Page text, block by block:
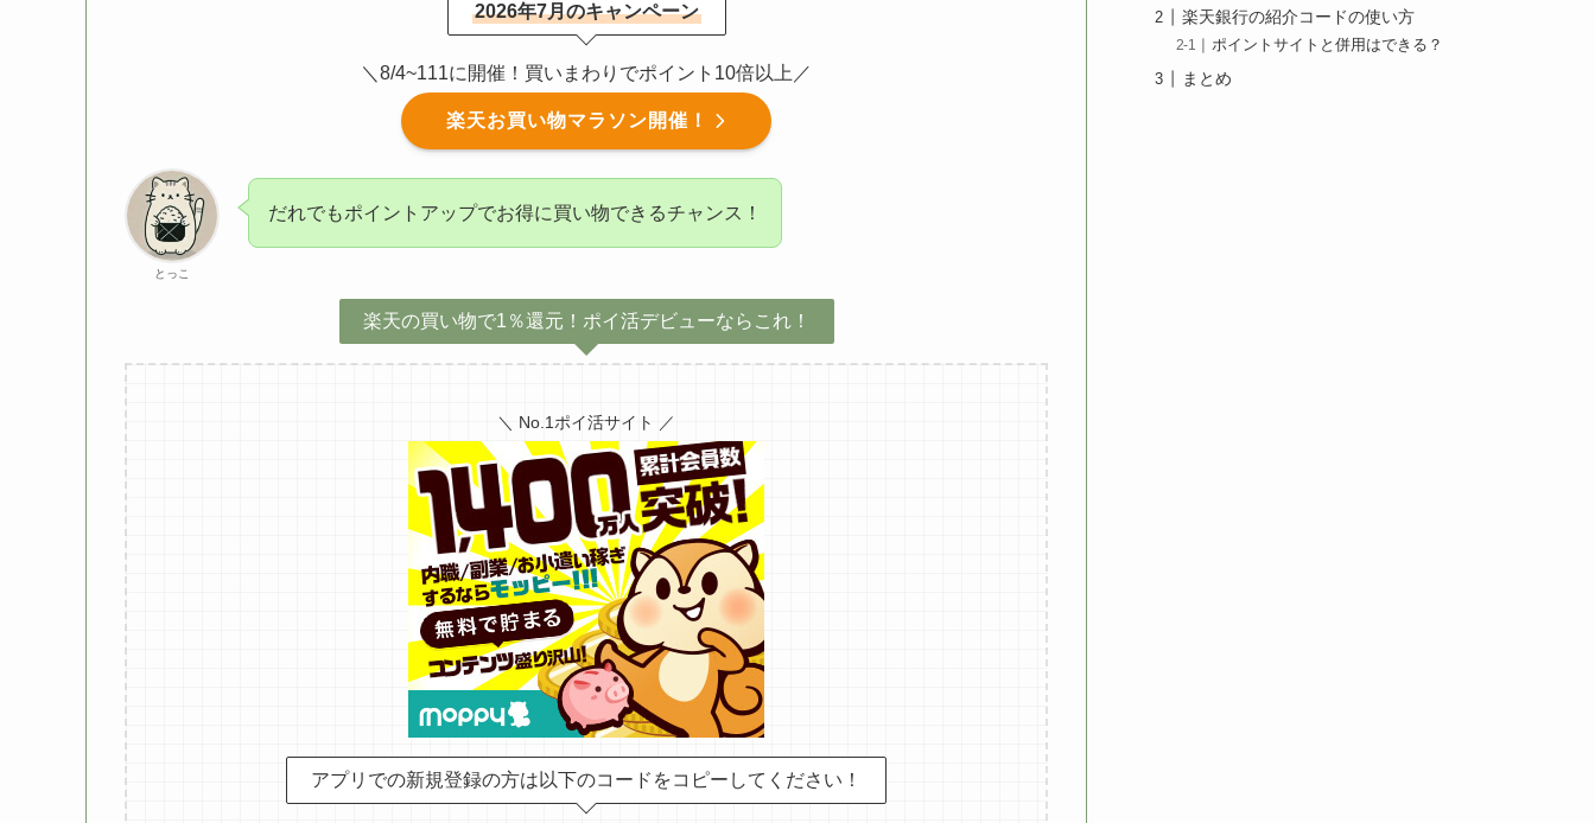
2026年7月のキャンペーン
＼8/4~111に開催！買いまわりでポイント10倍以上／
楽天お買い物マラソン開催！
とっこ
だれでもポイントアップでお得に買い物できるチャンス！
楽天の買い物で1％還元！ポイ活デビューならこれ！
＼ No.1ポイ活サイト ／
アプリでの新規登録の方は以下のコードをコピーしてください！
楽天銀行の紹介コードの使い方
ポイントサイトと併用はできる？
まとめ